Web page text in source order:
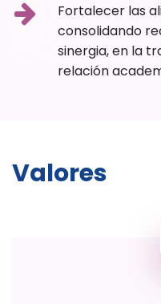
Fortalecer las
consolidando
sinergia, en la
relación
Valores